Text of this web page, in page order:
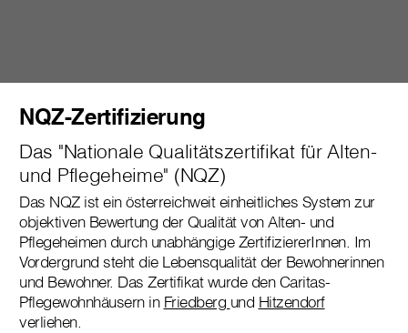
NQZ-Zertifizierung
Das "Nationale Qualitätszertifikat für Alten-
und Pflegeheime" (NQZ)
Das NQZ ist ein österreichweit einheitliches System zur
objektiven Bewertung der Qualität von Alten- und
Pflegeheimen durch unabhängige ZertifiziererInnen. Im
Vordergrund steht die Lebensqualität der Bewohnerinnen
und Bewohner. Das Zertifikat wurde den Caritas-
Pflegewohnhäusern in Friedberg und Hitzendorf
verliehen.